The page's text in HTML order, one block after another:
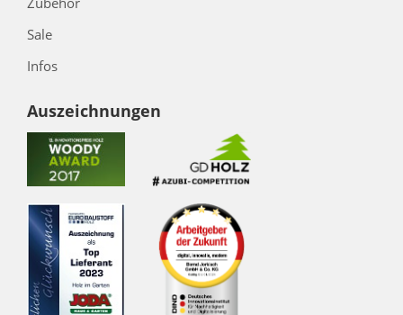
Sale
Infos
Auszeichnungen